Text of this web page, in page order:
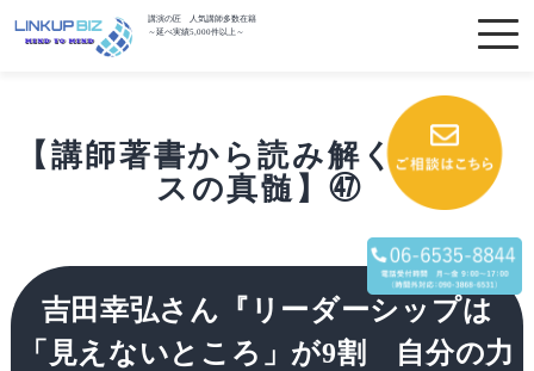
講演の匠 人気講師多数在籍
～延べ実績5,000件以上～
【講師著書から読み解くビジネ
スの真髄】㊼
吉田幸弘さん『リーダーシップは
「見えないところ」が9割 自分の力